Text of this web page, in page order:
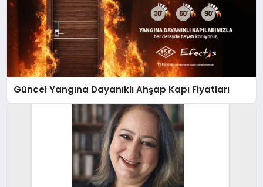
Güncel Yangına Dayanıklı Ahşap Kapı Fiyatları